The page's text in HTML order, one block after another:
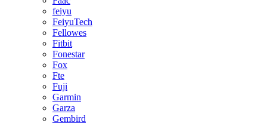
feiyu
FeiyuTech
Fellowes
Fitbit
Fonestar
Fox
Fte
Fuji
Garmin
Garza
Gembird